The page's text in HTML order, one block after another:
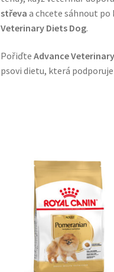
střeva a chcete sáhnout
Veterinary Diets Dog.
Pořiďte Advance
psovi dietu, která